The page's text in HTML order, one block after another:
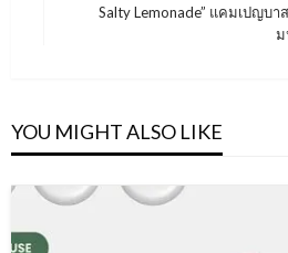
Salty Lemonade” แคมเปญบา
ม
YOU MIGHT ALSO LIKE